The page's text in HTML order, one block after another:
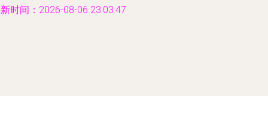
时间：2026-08-06 23:03:47